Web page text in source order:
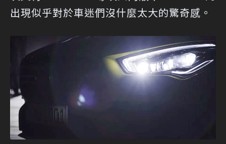
出現似乎對於車迷們沒什麼太大的驚奇感。